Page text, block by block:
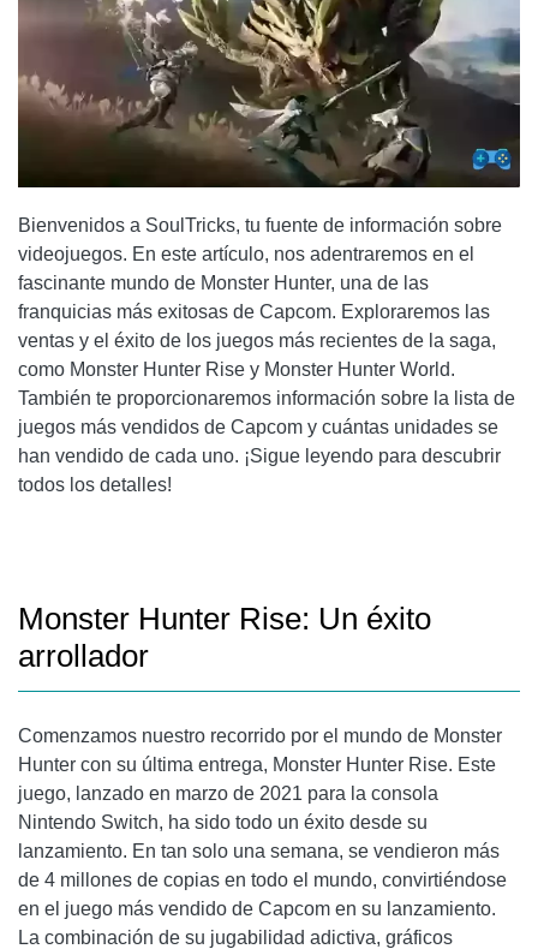
Bienvenidos a SoulTricks, tu fuente de información sobre
videojuegos. En este artículo, nos adentraremos en el
fascinante mundo de Monster Hunter, una de las
franquicias más exitosas de Capcom. Exploraremos las
ventas y el éxito de los juegos más recientes de la saga,
como Monster Hunter Rise y Monster Hunter World.
También te proporcionaremos información sobre la lista de
juegos más vendidos de Capcom y cuántas unidades se
han vendido de cada uno. ¡Sigue leyendo para descubrir
todos los detalles!
Monster Hunter Rise: Un éxito
arrollador
Comenzamos nuestro recorrido por el mundo de Monster
Hunter con su última entrega, Monster Hunter Rise. Este
juego, lanzado en marzo de 2021 para la consola
Nintendo Switch, ha sido todo un éxito desde su
lanzamiento. En tan solo una semana, se vendieron más
de 4 millones de copias en todo el mundo, convirtiéndose
en el juego más vendido de Capcom en su lanzamiento.
La combinación de su jugabilidad adictiva, gráficos